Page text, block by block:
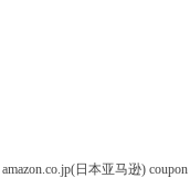
amazon.co.jp(日本亚马逊) coupon